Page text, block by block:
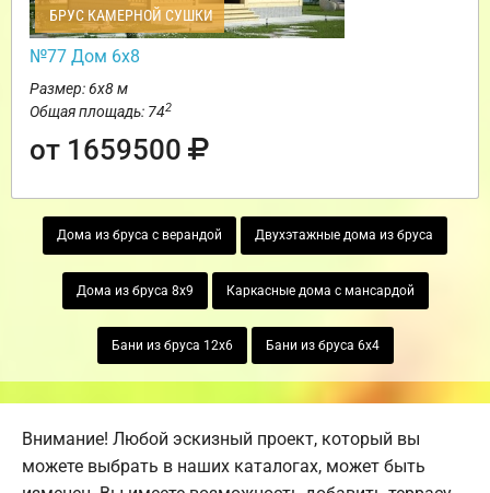
БРУС КАМЕРНОЙ СУШКИ
№77 Дом 6х8
Размер: 6х8 м
Общая площадь: 742
от 1659500
Дома из бруса с верандой Двухэтажные дома из бруса
Дома из бруса 8х9 Каркасные дома с мансардой
Бани из бруса 12х6 Бани из бруса 6х4
Внимание! Любой эскизный проект, который вы
можете выбрать в наших каталогах, может быть